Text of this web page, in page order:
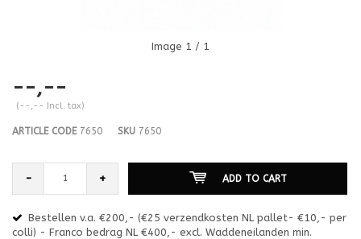
Image 1 / 1
--,--
(--,-- Incl. tax)
ARTICLE CODE7650 SKU 7650
- + ADD TO CART
Bestellen v.a. €200,- (€25 verzendkosten NL pallet- €10,- per
colli) - Franco bedrag NL €400,- excl. Waddeneilanden min.